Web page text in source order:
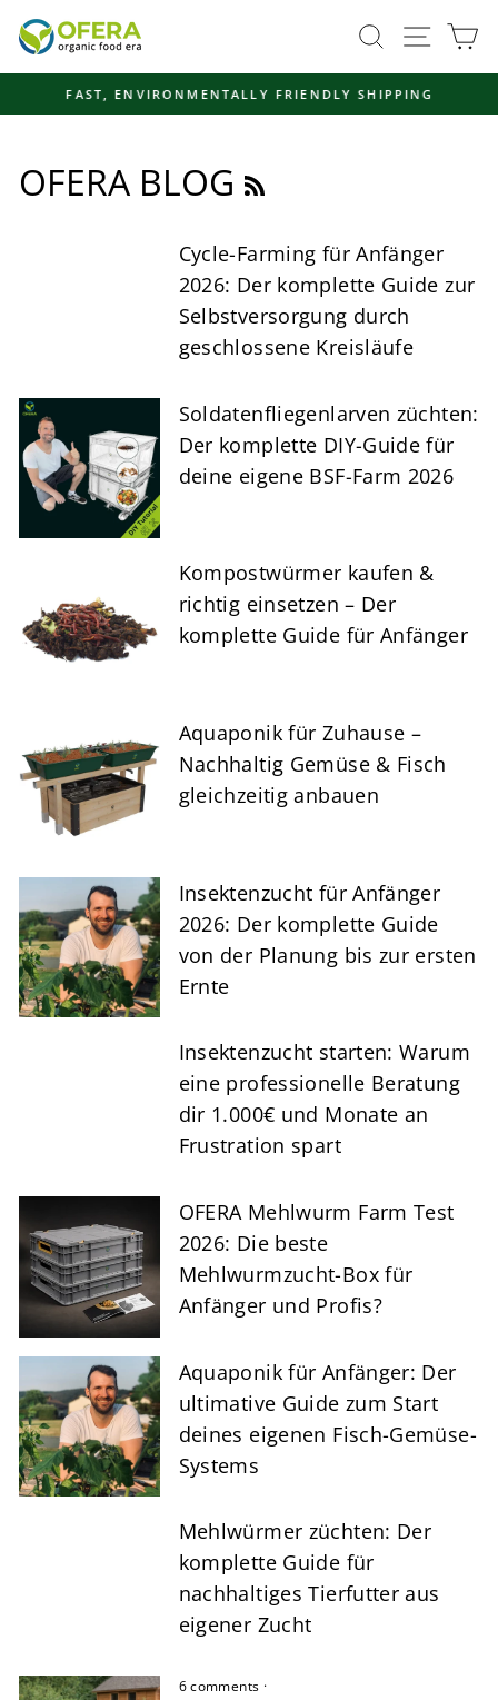
Search Site
Pause
FAST, ENVIRONMENTALLY FRIENDLY SHIPPING
OFERA BLOG
Cycle-Farming für Anfänger
2026: Der komplette Guide zur
Selbstversorgung durch
geschlossene Kreisläufe
Soldatenfliegenlarven züchten:
Der komplette DIY-Guide für
deine eigene BSF-Farm 2026
Kompostwürmer kaufen &
richtig einsetzen – Der
komplette Guide für Anfänger
Aquaponik für Zuhause –
Nachhaltig Gemüse & Fisch
gleichzeitig anbauen
Insektenzucht für Anfänger
2026: Der komplette Guide
von der Planung bis zur ersten
Ernte
Insektenzucht starten: Warum
eine professionelle Beratung
dir 1.000€ und Monate an
Frustration spart
OFERA Mehlwurm Farm Test
2026: Die beste
Mehlwurmzucht-Box für
Anfänger und Profis?
Aquaponik für Anfänger: Der
ultimative Guide zum Start
deines eigenen Fisch-Gemüse-
Systems
Mehlwürmer züchten: Der
komplette Guide für
nachhaltiges Tierfutter aus
eigener Zucht
6 comments ·